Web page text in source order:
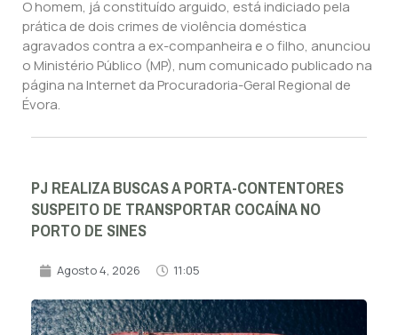
O homem, já constituído arguido, está indiciado pela
prática de dois crimes de violência doméstica
agravados contra a ex-companheira e o filho, anunciou
o Ministério Público (MP), num comunicado publicado na
página na Internet da Procuradoria-Geral Regional de
Évora.
PJ REALIZA BUSCAS A PORTA-CONTENTORES
SUSPEITO DE TRANSPORTAR COCAÍNA NO
PORTO DE SINES
Agosto 4, 2026 11:05